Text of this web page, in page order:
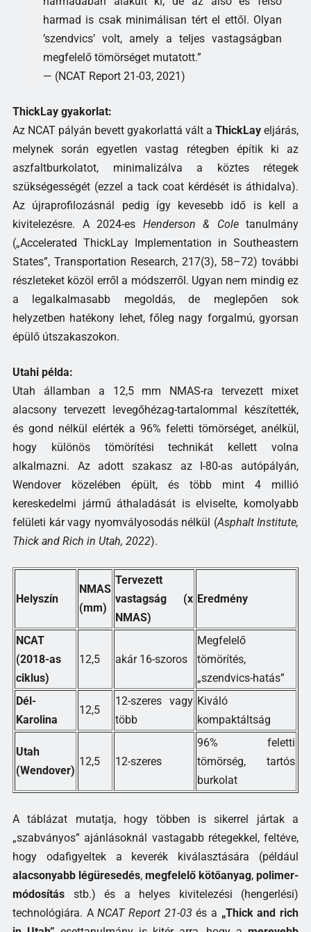
harmad is csak minimálisan tért el ettől. Olyan
’szendvics’ volt, amely a teljes vastagságban
megfelelő tömörséget mutatott.”
— (NCAT Report 21-03, 2021)
ThickLay gyakorlat:
Az NCAT pályán bevett gyakorlattá vált a ThickLay eljárás,
melynek során egyetlen vastag rétegben építik ki az
aszfaltburkolatot, minimalizálva a köztes rétegek
szükségességét (ezzel a tack coat kérdését is áthidalva).
Az újraprofilozásnál pedig így kevesebb idő is kell a
kivitelezésre. A 2024-es Henderson & Coletanulmány
(„Accelerated ThickLay Implementation in Southeastern
States”, Transportation Research, 217(3), 58–72) további
részleteket közöl erről a módszerről. Ugyan nem mindig ez
a legalkalmasabb megoldás, de meglepően sok
helyzetben hatékony lehet, főleg nagy forgalmú, gyorsan
épülő útszakaszokon.
Utahi példa:
Utah államban a 12,5 mm NMAS-ra tervezett mixet
alacsony tervezett levegőhézag-tartalommal készítették,
és gond nélkül elérték a 96% feletti tömörséget, anélkül,
hogy különös tömörítési technikát kellett volna
alkalmazni. Az adott szakasz az I-80-as autópályán,
Wendover közelében épült, és több mint 4 millió
kereskedelmi jármű áthaladását is elviselte, komolyabb
felületi kár vagy nyomvályosodás nélkül (Asphalt Institute,
Thick and Rich in Utah, 2022).
Helyszín
NMAS
(mm)
Tervezett
vastagság (x
NMAS)
Eredmény
NCAT
(2018-as
ciklus)
12,5 akár 16-szoros
Megfelelő
tömörítés,
„szendvics-hatás”
Dél-
Karolina
12,5
12-szeres vagy
több
Kiváló
kompaktáltság
Utah
(Wendover)
12,5 12-szeres
96% feletti
tömörség, tartós
burkolat
A táblázat mutatja, hogy többen is sikerrel jártak a
„szabványos” ajánlásoknál vastagabb rétegekkel, feltéve,
hogy odafigyeltek a keverék kiválasztására (például
alacsonyabb légüresedés, megfelelő kötőanyag, polimer-
módosítás stb.) és a helyes kivitelezési (hengerlési)
technológiára. ANCAT Report 21-03és a „Thick and rich